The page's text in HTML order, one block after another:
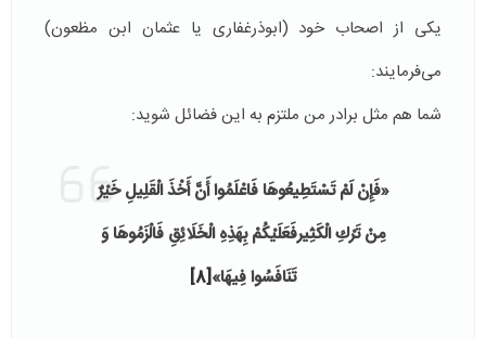
یکی از اصحاب خود (ابوذرغفاری یا عثمان ابن مظعون)
می‌فرمایند:
شما هم مثل برادر من ملتزم به این فضائل شوید:
«فَإِنْ لَمْ تَسْتَطِیعُوهَا فَاعْلَمُوا أَنَّ أَخْذَ الْقَلِیلِ خَيْرٌ
مِنْ تَرْكِ الْكَثِیرفَعَلَيْكُمْ بِهَذِهِ الْخَلَائِقِ فَالْزَمُوهَا وَ
تَنَافَسُوا فِیهَا»
[8]